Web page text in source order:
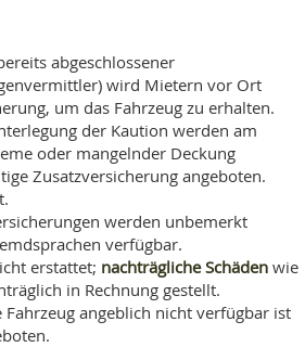
abgeschlossener
wird Mietern vor Ort
um das Fahrzeug zu erhalten.
der Kaution werden am
oder mangelnder Deckung
Zusatzversicherung angeboten.
werden unbemerkt
verfügbar.
erstattet; nachträgliche Schädenwie
in Rechnung gestellt.
Fahrzeug angeblich nicht verfügbar ist